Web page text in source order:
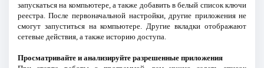
запускаться на компьютере, а также добавить в белый список ключи
реестра. После первоначальной настройки, другие приложения не
смогут запуститься на компьютере. Другие вкладки отображают
сетевые действия, а также историю доступа.
Просматривайте и анализируйте разрешенные приложения